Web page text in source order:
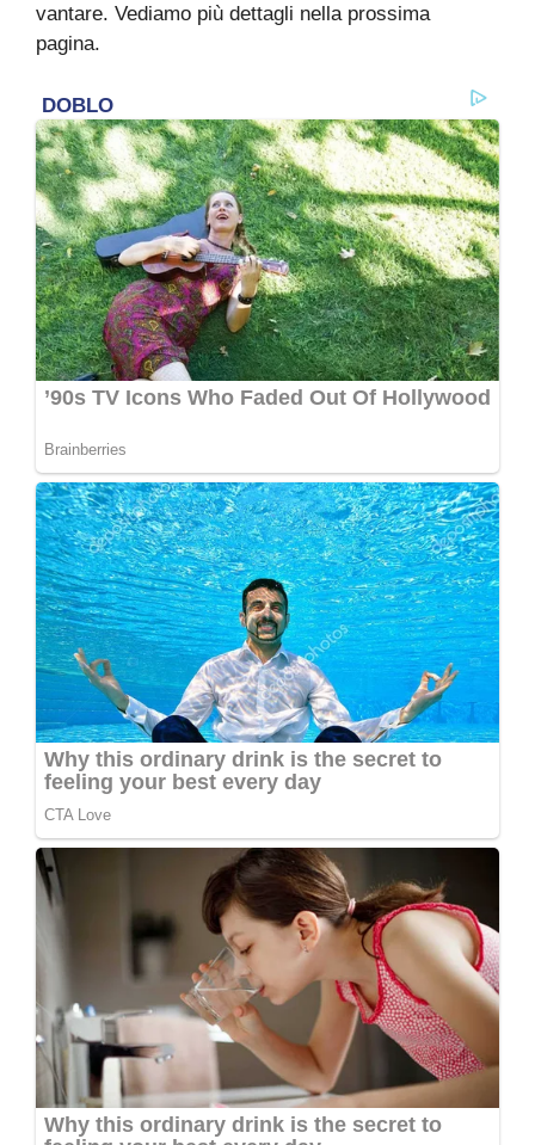
vantare. Vediamo più dettagli nella prossima
pagina.